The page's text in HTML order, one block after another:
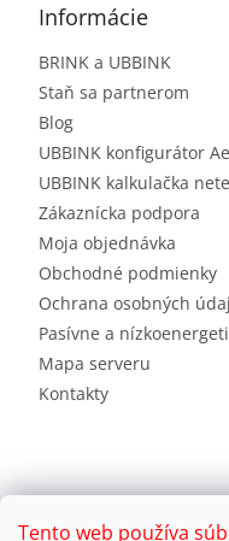
Tento web používa
Informácie
BRINK a UBBINK
Staň sa partnerom
Blog
UBBINK konfigurátor
UBBINK kalkulačka
Zákaznícka podpora
Moja objednávka
Obchodné podmienky
Ochrana osobných
Pasívne a
Mapa serveru
Kontakty